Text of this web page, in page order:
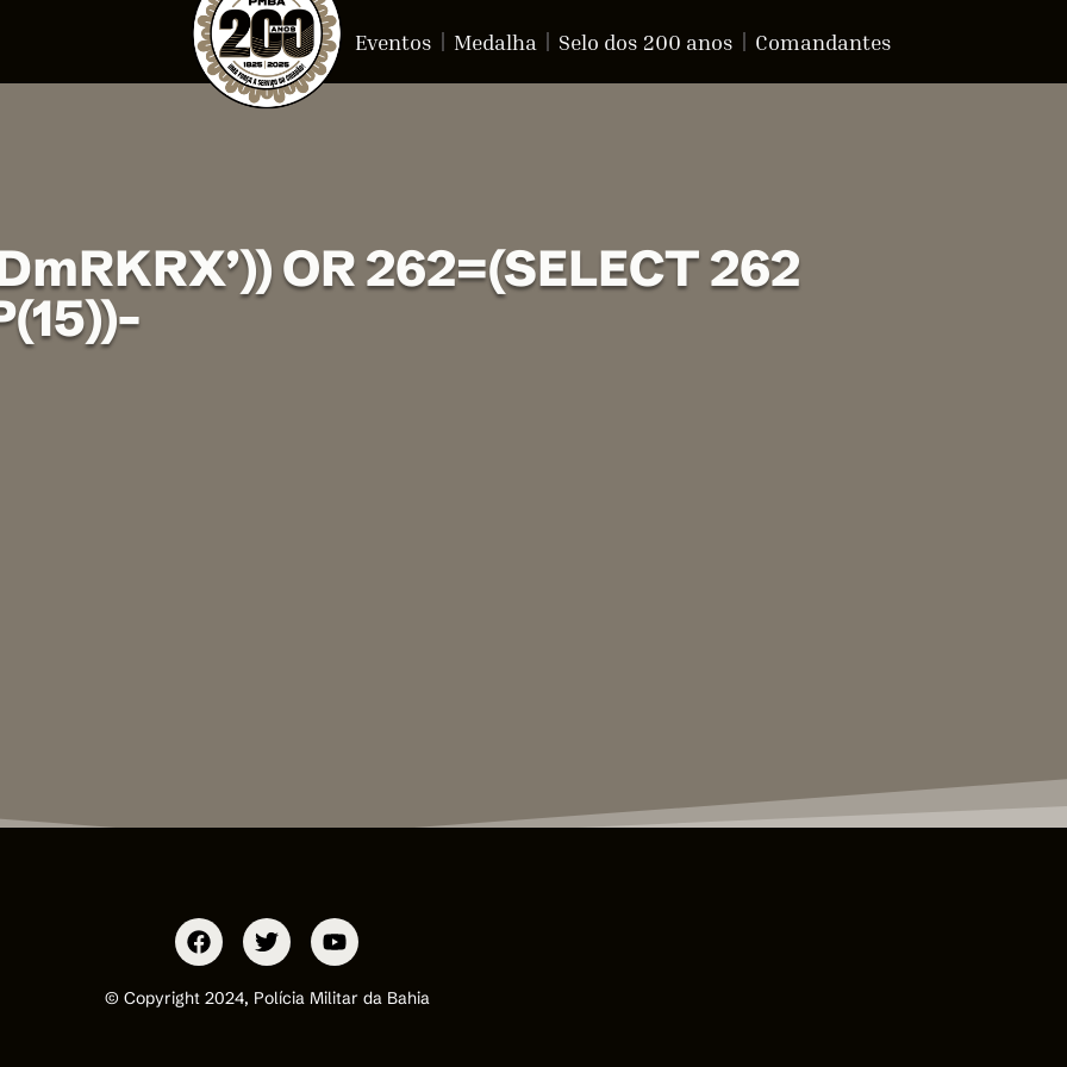
Eventos Medalha Selo dos 200 anos Comandantes
OR 262=(SELECT 262
© Copyright 2024, Polícia Militar da Bahia